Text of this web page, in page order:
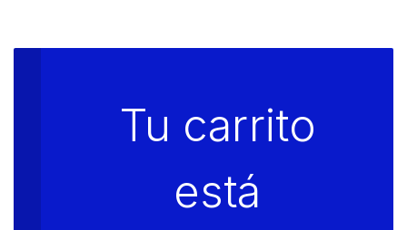
Tu carrito
está